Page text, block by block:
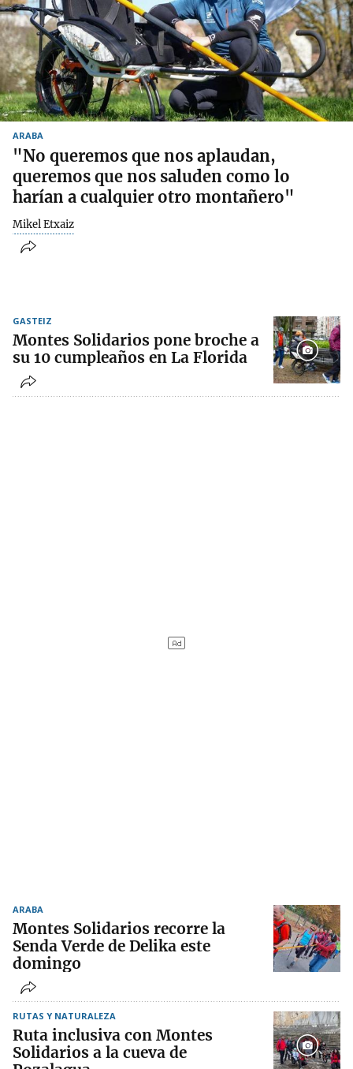
ARABA
"No queremos que nos aplaudan,
queremos que nos saluden como lo
harían a cualquier otro montañero"
Mikel Etxaiz
GASTEIZ
Montes Solidarios pone broche a
su 10 cumpleaños en La Florida
ARABA
Montes Solidarios recorre la
Senda Verde de Delika este
domingo
RUTAS Y NATURALEZA
Ruta inclusiva con Montes
Solidarios a la cueva de